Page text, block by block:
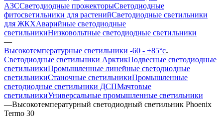
АЗССветодиодные прожекторыСветодиодные
фитосветильники для растенийСветодиодные светильники
для ЖКХАварийные светодиодные
светильникиНизковольтные светодиодные светильники
—
Высокотемпературные светильники -60 - +85°с
Светодиодные светильники АрктикПодвесные светодиодные
светильникиПромышленные линейные светодиодные
светильникиСтаночные светильникиПромышленные
светодиодные светильники ДСПМачтовые
светильникиУниверсальные промышленные светильники
—Высокотемпературный светодиодный светильник Phoenix
Termo 30